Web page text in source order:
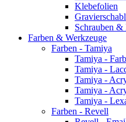
Klebefolien
Schrauben
Farben & Werkzeuge
Farben - Tamiya
Tamiya -
Tamiya -
Tamiya -
Tamiya -
Tamiya -
Farben - Revell